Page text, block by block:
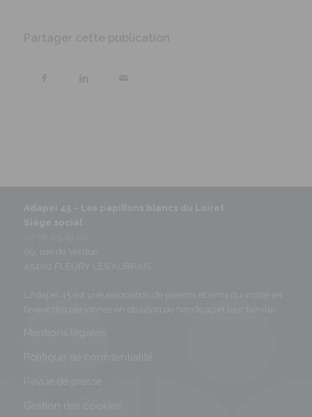
Partager cette publication
Adapei 45 – Les papillons blancs du Loiret
Siège social
45400 FLEURY LES AUBRAIS
L’Adapei 45 est une association de parents et amis qui milite en
faveur des personnes en situation de handicap et leur famille.
Politique de confidentialité
Revue de presse
Gestion des cookies